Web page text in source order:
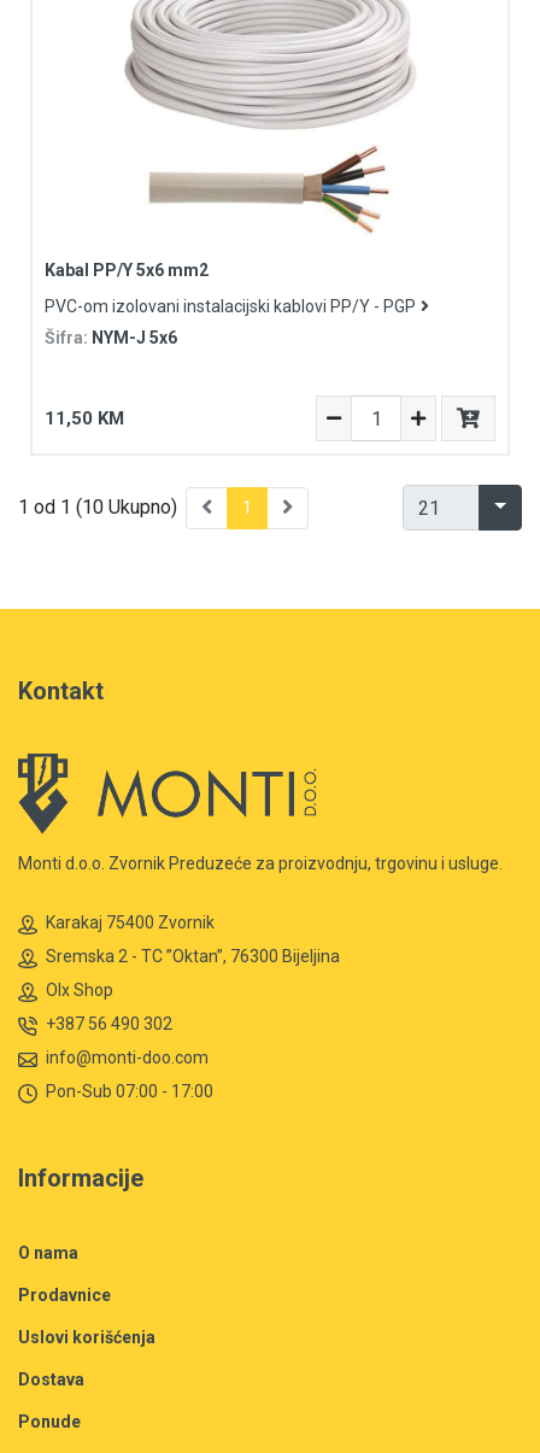
Kabal PP/Y 5x6 mm2
PVC-om izolovani instalacijski kablovi PP/Y - PGP
Šifra: NYM-J 5x6
11,50 KM
1 od 1 (10 Ukupno) 1
Kontakt
Monti d.o.o. Zvornik Preduzeće za proizvodnju, trgovinu i usluge.
Karakaj 75400 Zvornik
Sremska 2 - TC ”Oktan”, 76300 Bijeljina
Olx Shop
+387 56 490 302
info@monti-doo.com
Pon-Sub 07:00 - 17:00
Informacije
O nama
Prodavnice
Uslovi korišćenja
Dostava
Ponude